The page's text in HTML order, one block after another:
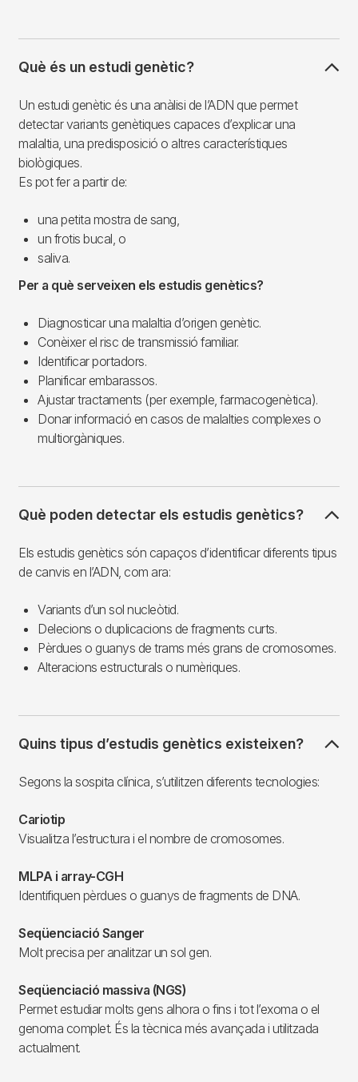
Què és un estudi genètic?
Un estudi genètic és una anàlisi de l’ADN que permet
detectar variants genètiques capaces d’explicar una
malaltia, una predisposició o altres característiques
biològiques.
Es pot fer a partir de:
una petita mostra de sang,
un frotis bucal, o
saliva.
Per a què serveixen els estudis genètics?
Diagnosticar una malaltia d’origen genètic.
Conèixer el risc de transmissió familiar.
Identificar portadors.
Planificar embarassos.
Ajustar tractaments (per exemple, farmacogenètica).
Donar informació en casos de malalties complexes o
multiorgàniques.
Què poden detectar els estudis genètics?
Els estudis genètics són capaços d’identificar diferents tipus
de canvis en l’ADN, com ara:
Variants d’un sol nucleòtid.
Delecions o duplicacions de fragments curts.
Pèrdues o guanys de trams més grans de cromosomes.
Alteracions estructurals o numèriques.
Quins tipus d’estudis genètics existeixen?
Segons la sospita clínica, s’utilitzen diferents tecnologies:
Cariotip
Visualitza l’estructura i el nombre de cromosomes.
MLPA i array-CGH
Identifiquen pèrdues o guanys de fragments de DNA.
Seqüenciació Sanger
Molt precisa per analitzar un sol gen.
Seqüenciació massiva (NGS)
Permet estudiar molts gens alhora o fins i tot l’exoma o el
genoma complet. És la tècnica més avançada i utilitzada
actualment.